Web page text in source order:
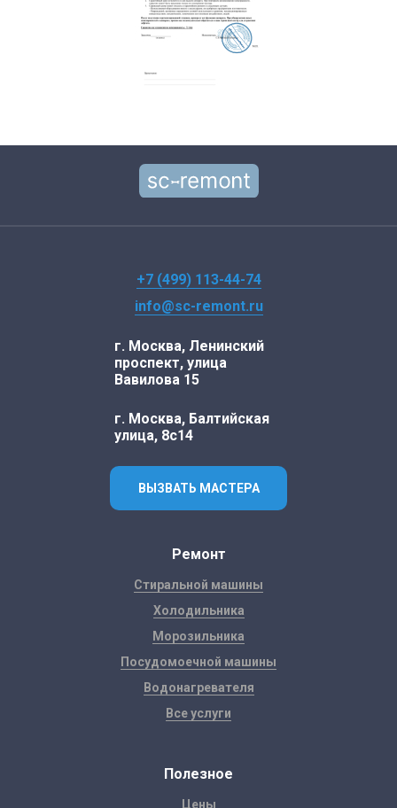
+7 (499) 113-44-74
info@sc-remont.ru
г. Москва, Ленинский
проспект, улица
Вавилова 15
г. Москва, Балтийская
улица, 8с14
ВЫЗВАТЬ МАСТЕРА
Ремонт
Стиральной машины
Холодильника
Морозильника
Посудомоечной машины
Водонагревателя
Все услуги
Полезное
Цены